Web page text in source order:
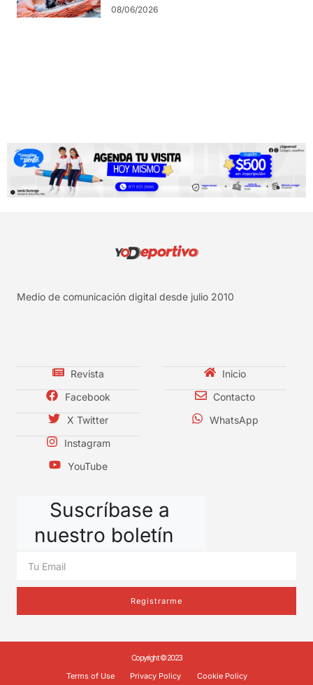
08/06/2026
Medio de comunicación digital desde julio 2010
Revista
Facebook
X Twitter
Instagram
YouTube
Inicio
Contacto
WhatsApp
Suscríbase a
nuestro boletín
Registrarme
Copyright © 2023
Terms of Use
Privacy Policy Cookie Policy